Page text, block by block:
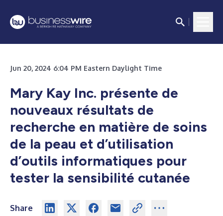
Jun 20, 2024 6:04 PM Eastern Daylight Time
Mary Kay Inc. présente de
nouveaux résultats de
recherche en matière de soins
de la peau et d’utilisation
d’outils informatiques pour
tester la sensibilité cutanée
Share